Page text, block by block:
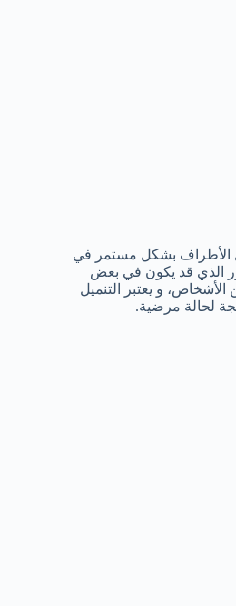
الأطراف بشكل مستمر في
الذي قد يكون في بعض
و يعتبر التنميل
لحالة مرضية.